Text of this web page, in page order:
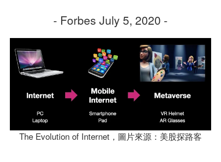
- Forbes July 5, 2020 -
The Evolution of Internet，圖片來源：美股探路客